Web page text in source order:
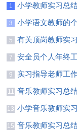
1
小学教师实习总
文
3
小学语文教师的
实习总结
5
有关顶岗教师实
结
7
安全员个人年终
总结合集15篇
9
实习指导老师工
结5篇
11
音乐教师实习总
(12篇)
13 小学音乐教师实
结3篇
15 音乐教师实习总